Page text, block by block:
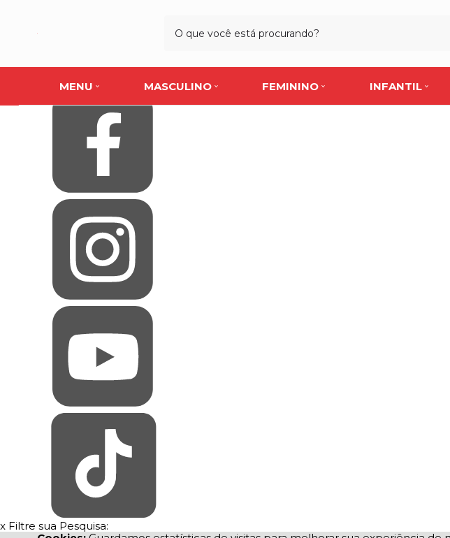
Como Comprar
x Filtre sua Pesquisa:
MENU MASCULINO FEMININO INFANTIL